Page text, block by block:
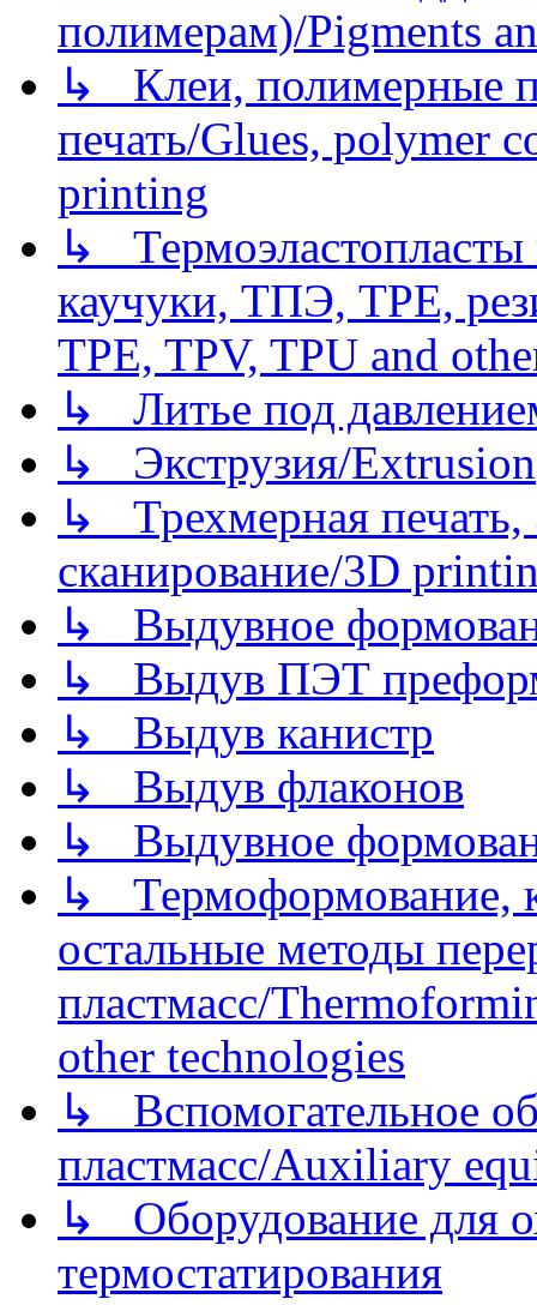
полимерам)/Pigments
↳ Клеи, полимерные
печать/Glues, polymer
printing
↳
каучуки, ТПЭ, TPE,
TPE, TPV, TPU and
↳ Литье под
↳ Экструзия/Extrusion
↳ Трехмерная
сканирование/3D
↳ Выдувное
↳ Выдув ПЭТ
↳ Выдув канистр
↳ Выдув флаконов
↳ Выдувное
↳ Термоформование,
остальные методы
пластмасс/
other technologies
↳ Вспомогательное
пластмасс/Auxiliary
↳ Оборудование для
термостатирования